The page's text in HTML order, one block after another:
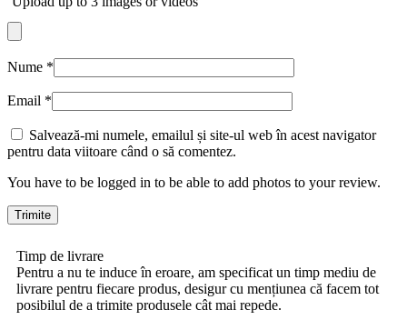
Nume *
Email *
Salvează-mi numele, emailul și site-ul web în acest navigator
pentru data viitoare când o să comentez.
You have to be logged in to be able to add photos to your review.
Timp de livrare
Pentru a nu te induce în eroare, am specificat un timp mediu de
livrare pentru fiecare produs, desigur cu mențiunea că facem tot
posibilul de a trimite produsele cât mai repede.